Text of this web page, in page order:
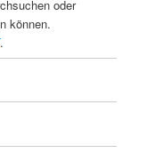
oder
können.
.